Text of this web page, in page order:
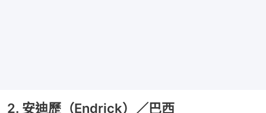
2. 安迪歷（Endrick）／巴西